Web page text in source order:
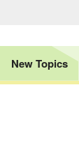
New Topics